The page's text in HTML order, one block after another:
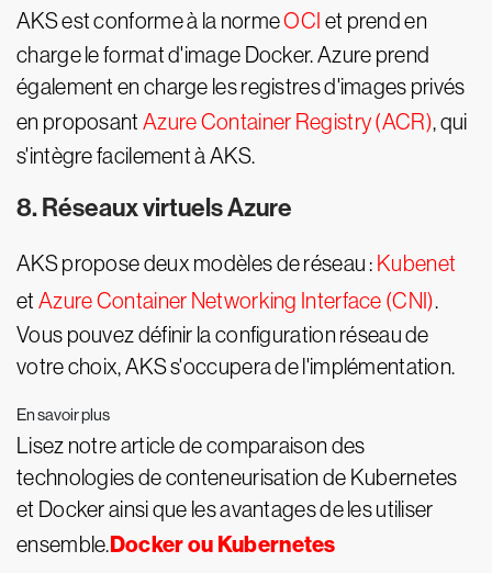
AKS est conforme à la normeOCI et prend en
charge le format d'image Docker. Azure prend
également en charge les registres d'images privés
en proposant Azure Container Registry (ACR), qui
s'intègre facilement à AKS.
8. Réseaux virtuels Azure
AKS propose deux modèles de réseau : Kubenet
et Azure Container Networking Interface (CNI).
Vous pouvez définir la configuration réseau de
votre choix, AKS s'occupera de l'implémentation.
En savoir plus
Lisez notre article de comparaison des
technologies de conteneurisation de Kubernetes
et Docker ainsi que les avantages de les utiliser
ensemble.Docker ou Kubernetes